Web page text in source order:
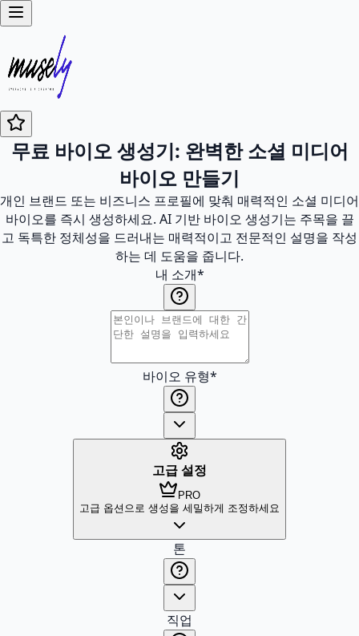
무료 바이오 생성기: 완벽한 소셜 미디어
바이오 만들기
개인 브랜드 또는 비즈니스 프로필에 맞춰 매력적인 소셜 미디어
바이오를 즉시 생성하세요. AI 기반 바이오 생성기는 주목을 끌
고 독특한 정체성을 드러내는 매력적이고 전문적인 설명을 작성
하는 데 도움을 줍니다.
내 소개*
바이오 유형*
고급 설정
PRO
고급 옵션으로 생성을 세밀하게 조정하세요
톤
직업